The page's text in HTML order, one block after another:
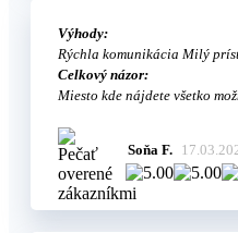
Výhody:
Rýchla komunikácia Milý
Celkový názor:
Miesto kde nájdete všetko
Soňa F.